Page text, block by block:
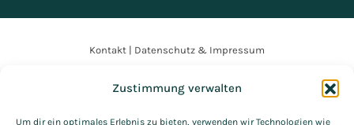
Zustimmung verwalten
Um dir ein optimales Erlebnis zu bieten, verwenden wir Technologien wie
Kontakt | Datenschutz & Impressum